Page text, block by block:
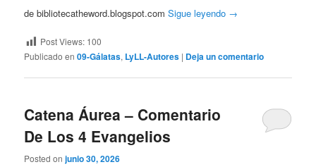
de bibliotecatheword.blogspot.comSigue leyendo →
Post Views: 100
Publicado en 09-Gálatas, LyLL-Autores | Deja un comentario
Catena Áurea – Comentario
De Los 4 Evangelios
Posted onjunio 30, 2026